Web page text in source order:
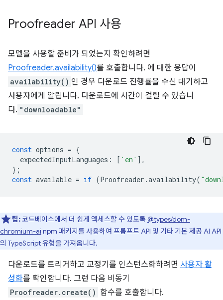
Proofreader API 사용
모델을 사용할 준비가 되었는지 확인하려면
Proofreader.availability()를 호출합니다. 에 대한 응답이
availability() 인 경우 다운로드 진행률을 수신 대기하고
사용자에게 알립니다. 다운로드에 시간이 걸릴 수 있습니
다. "downloadable"
const options = {
expectedInputLanguages : [ 'en' ],
};
const available = if (Proofreader .availability(
팁:코드베이스에서 더 쉽게 액세스할 수 있도록 @types/dom-
chromium-ai npm 패키지를 사용하여 프롬프트 API 및 기타 기본 제공 AI API
의 TypeScript 유형을 가져옵니다.
다운로드를 트리거하고 교정기를 인스턴스화하려면 사용자 활
성화를 확인합니다. 그런 다음 비동기
Proofreader.create() 함수를 호출합니다.